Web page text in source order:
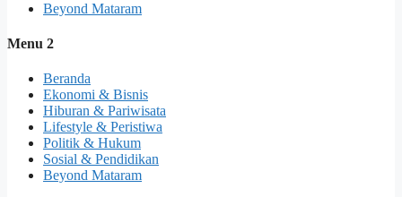
Beyond Mataram
Menu 2
Beranda
Ekonomi & Bisnis
Hiburan & Pariwisata
Lifestyle & Peristiwa
Politik & Hukum
Sosial & Pendidikan
Beyond Mataram